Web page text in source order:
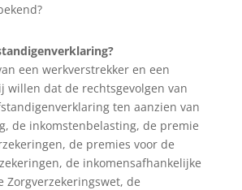
een werkverstrekker en een
willen dat de rechtsgevolgen van
ten aanzien van
de inkomstenbelasting, de premie
de premies voor de
de inkomensafhankelijke
Zorgverzekeringswet, de